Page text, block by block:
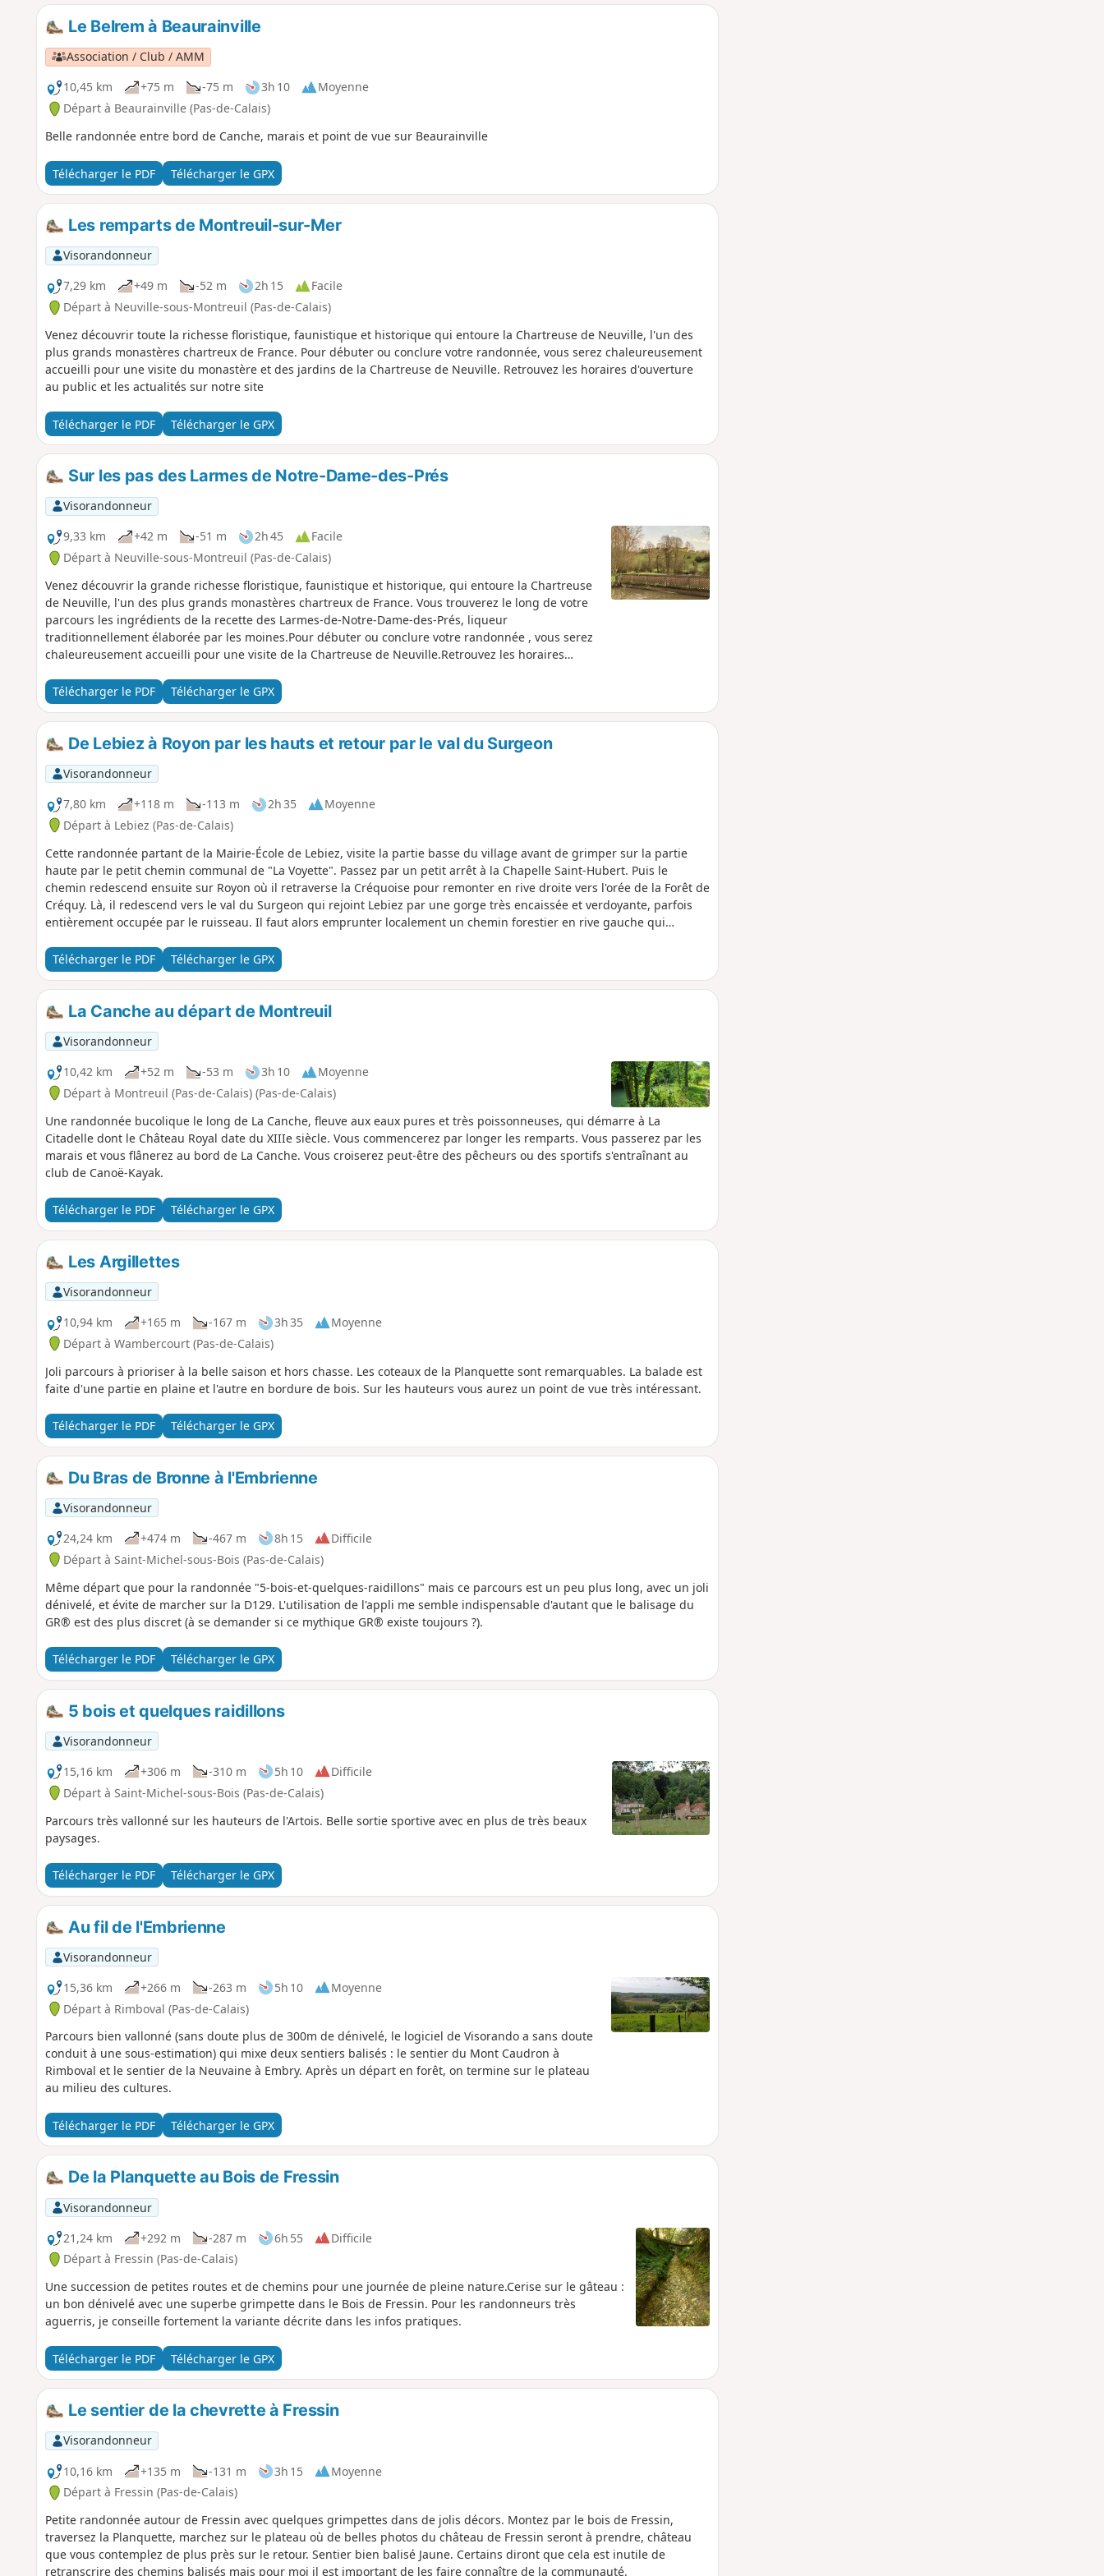
Le Belrem à Beaurainville
Association / Club / AMM
10,45 km
+75 m -75 m 3h 10
Moyenne
Départ à Beaurainville (Pas-de-Calais)
Belle randonnée entre bord de Canche, marais et point de vue sur Beaurainville
Télécharger le PDF Télécharger le GPX
Les remparts de Montreuil-sur-Mer
Visorandonneur
7,29 km
+49 m -52 m 2h 15
Facile
Départ à Neuville-sous-Montreuil (Pas-de-Calais)
Venez découvrir toute la richesse floristique, faunistique et historique qui entoure la Chartreuse de Neuville, l'un des
plus grands monastères chartreux de France. Pour débuter ou conclure votre randonnée, vous serez chaleureusement
accueilli pour une visite du monastère et des jardins de la Chartreuse de Neuville. Retrouvez les horaires d'ouverture
au public et les actualités sur notre site
Télécharger le PDF Télécharger le GPX
Sur les pas des Larmes de Notre-Dame-des-Prés
Visorandonneur
9,33 km
+42 m -51 m 2h 45
Facile
Départ à Neuville-sous-Montreuil (Pas-de-Calais)
Venez découvrir la grande richesse floristique, faunistique et historique, qui entoure la Chartreuse
de Neuville, l'un des plus grands monastères chartreux de France. Vous trouverez le long de votre
parcours les ingrédients de la recette des Larmes-de-Notre-Dame-des-Prés, liqueur
traditionnellement élaborée par les moines.Pour débuter ou conclure votre randonnée , vous serez
chaleureusement accueilli pour une visite de la Chartreuse de Neuville.Retrouvez les horaires
Télécharger le PDF
Télécharger le GPX
De Lebiez à Royon par les hauts et retour par le val du Surgeon
Visorandonneur
7,80 km
+118 m -113 m 2h 35
Moyenne
Départ à Lebiez (Pas-de-Calais)
Cette randonnée partant de la Mairie-École de Lebiez, visite la partie basse du village avant de grimper sur la partie
haute par le petit chemin communal de "La Voyette". Passez par un petit arrêt à la Chapelle Saint-Hubert. Puis le
chemin redescend ensuite sur Royon où il retraverse la Créquoise pour remonter en rive droite vers l'orée de la Forêt de
Créquy. Là, il redescend vers le val du Surgeon qui rejoint Lebiez par une gorge très encaissée et verdoyante, parfois
entièrement occupée par le ruisseau. Il faut alors emprunter localement un chemin forestier en rive gauche qui
Télécharger le PDF
Télécharger le GPX
La Canche au départ de Montreuil
Visorandonneur
10,42 km
+52 m -53 m 3h 10
Moyenne
Départ à Montreuil (Pas-de-Calais) (Pas-de-Calais)
Une randonnée bucolique le long de La Canche, fleuve aux eaux pures et très poissonneuses, qui démarre à La
Citadelle dont le Château Royal date du XIIIe siècle. Vous commencerez par longer les remparts. Vous passerez par les
marais et vous flânerez au bord de La Canche. Vous croiserez peut-être des pêcheurs ou des sportifs s'entraînant au
club de Canoë-Kayak.
Télécharger le PDF Télécharger le GPX
Les Argillettes
Visorandonneur
10,94 km
+165 m -167 m 3h 35
Moyenne
Départ à Wambercourt (Pas-de-Calais)
Joli parcours à prioriser à la belle saison et hors chasse. Les coteaux de la Planquette sont remarquables. La balade est
faite d'une partie en plaine et l'autre en bordure de bois. Sur les hauteurs vous aurez un point de vue très intéressant.
Télécharger le PDF Télécharger le GPX
Du Bras de Bronne à l'Embrienne
Visorandonneur
24,24 km
+474 m -467 m 8h 15
Difficile
Départ à Saint-Michel-sous-Bois (Pas-de-Calais)
Même départ que pour la randonnée "5-bois-et-quelques-raidillons" mais ce parcours est un peu plus long, avec un joli
dénivelé, et évite de marcher sur la D129. L'utilisation de l'appli me semble indispensable d'autant que le balisage du
GR® est des plus discret (à se demander si ce mythique GR® existe toujours ?).
Télécharger le PDF Télécharger le GPX
5 bois et quelques raidillons
Visorandonneur
15,16 km
+306 m -310 m 5h 10
Difficile
Départ à Saint-Michel-sous-Bois (Pas-de-Calais)
Parcours très vallonné sur les hauteurs de l'Artois. Belle sortie sportive avec en plus de très beaux
paysages.
Télécharger le PDF Télécharger le GPX
Au fil de l'Embrienne
Visorandonneur
15,36 km
+266 m -263 m 5h 10
Moyenne
Départ à Rimboval (Pas-de-Calais)
Parcours bien vallonné (sans doute plus de 300m de dénivelé, le logiciel de Visorando a sans doute
conduit à une sous-estimation) qui mixe deux sentiers balisés : le sentier du Mont Caudron à
Rimboval et le sentier de la Neuvaine à Embry. Après un départ en forêt, on termine sur le plateau
au milieu des cultures.
Télécharger le PDF Télécharger le GPX
De la Planquette au Bois de Fressin
Visorandonneur
21,24 km
+292 m -287 m 6h 55
Difficile
Départ à Fressin (Pas-de-Calais)
Une succession de petites routes et de chemins pour une journée de pleine nature.Cerise sur le gâteau :
un bon dénivelé avec une superbe grimpette dans le Bois de Fressin. Pour les randonneurs très
aguerris, je conseille fortement la variante décrite dans les infos pratiques.
Télécharger le PDF Télécharger le GPX
Le sentier de la chevrette à Fressin
Visorandonneur
10,16 km
+135 m -131 m 3h 15
Moyenne
Départ à Fressin (Pas-de-Calais)
Petite randonnée autour de Fressin avec quelques grimpettes dans de jolis décors. Montez par le bois de Fressin,
traversez la Planquette, marchez sur le plateau où de belles photos du château de Fressin seront à prendre, château
que vous contemplez de plus près sur le retour. Sentier bien balisé Jaune. Certains diront que cela est inutile de
retranscrire des chemins balisés mais pour moi il est important de les faire connaître de la communauté.